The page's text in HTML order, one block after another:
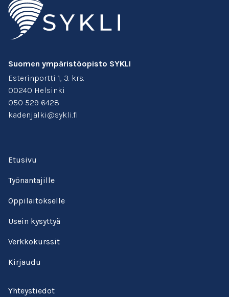
Suomen ympäristöopisto SYKLI
Esterinportti 1, 3. krs.
00240 Helsinki
050 529 6428
kadenjalki@sykli.fi
Etusivu
Työnantajille
Oppilaitokselle
Usein kysyttyä
Verkkokurssit
Kirjaudu
Yhteystiedot